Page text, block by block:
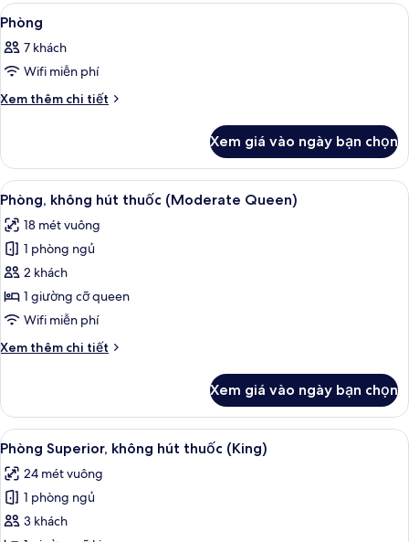
Xem
tất
cả
ảnh
Phòng
1
Phòng
7 khách
Wifi miễn phí
Xem thêm chi tiết
Chi
Phòng
Xem giá vào ngày bạn chọn
Xem
tất
cả
ảnh
Phòng,
không
hút
(Moderate
Chăn bông, két bảo mật tại phòng,
4
Phòng, không hút thuốc (Moderate Queen)
18 mét vuông
1 phòng ngủ
2 khách
1 giường cỡ queen
Wifi miễn phí
Xem thêm chi tiết
Chi
Phòng,
không
hút
(Moderate
Queen)
Xem giá vào ngày bạn chọn
Xem
tất
cả
ảnh
Phòng
Chăn bông, két bảo mật tại phòng,
2
Phòng Superior, không hút thuốc (King)
24 mét vuông
1 phòng ngủ
3 khách